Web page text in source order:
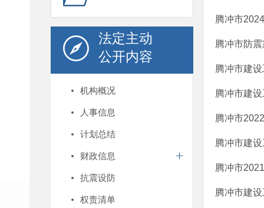
法定主动
公开内容
机构概况
人事信息
计划总结
财政信息
抗震设防
权责清单
腾冲市
腾冲市防
腾冲市建
腾冲市建
腾冲市
腾冲市建
腾冲市
腾冲市建